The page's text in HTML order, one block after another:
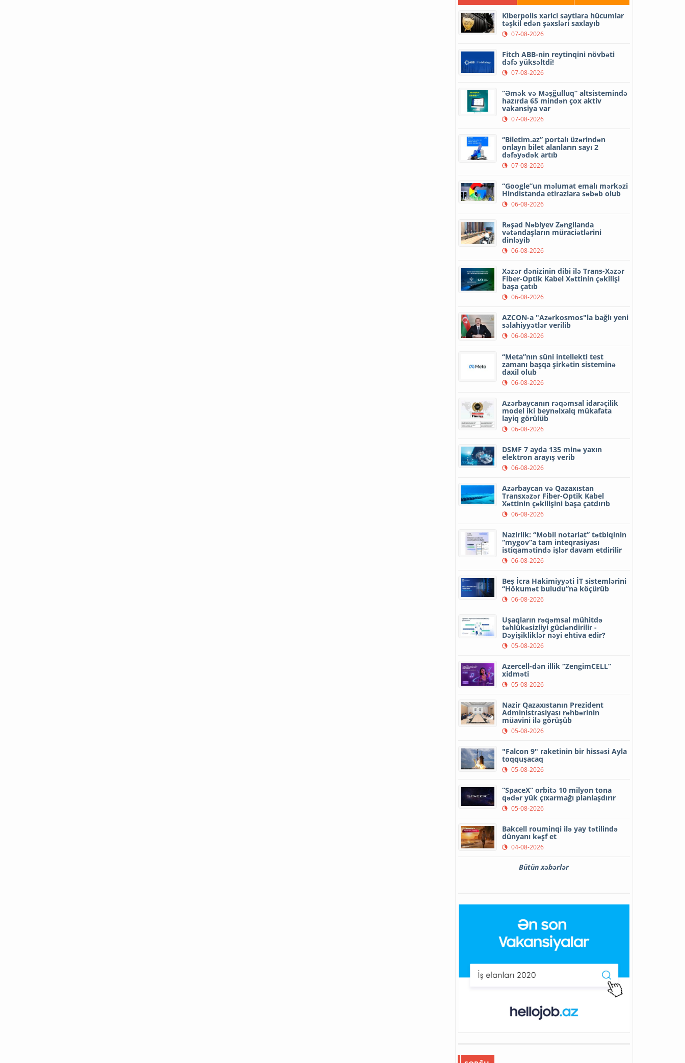
Kiberpolis xarici saytlara hücumlar
təşkil edən şəxsləri saxlayıb
07-08-2026
Fitch ABB-nin reytinqini növbəti
dəfə yüksəltdi!
07-08-2026
“Əmək və Məşğulluq” altsistemində
hazırda 65 mindən çox aktiv
vakansiya var
07-08-2026
“Biletim.az” portalı üzərindən
onlayn bilet alanların sayı 2
dəfəyədək artıb
07-08-2026
“Google”un məlumat emalı mərkəzi
Hindistanda etirazlara səbəb olub
06-08-2026
Rəşad Nəbiyev Zəngilanda
vətəndaşların müraciətlərini
dinləyib
06-08-2026
Xəzər dənizinin dibi ilə Trans-Xəzər
Fiber-Optik Kabel Xəttinin çəkilişi
başa çatıb
06-08-2026
AZCON-a "Azərkosmos"la bağlı yeni
səlahiyyətlər verilib
06-08-2026
“Meta”nın süni intellekti test
zamanı başqa şirkətin sisteminə
daxil olub
06-08-2026
Azərbaycanın rəqəmsal idarəçilik
model iki beynəlxalq mükafata
layiq görülüb
06-08-2026
DSMF 7 ayda 135 minə yaxın
elektron arayış verib
06-08-2026
Azərbaycan və Qazaxıstan
Transxəzər Fiber-Optik Kabel
Xəttinin çəkilişini başa çatdırıb
06-08-2026
Nazirlik: “Mobil notariat” tətbiqinin
“mygov”a tam inteqrasiyası
istiqamətində işlər davam etdirilir
06-08-2026
Beş İcra Hakimiyyəti İT sistemlərini
“Hökumət buludu”na köçürüb
06-08-2026
Uşaqların rəqəmsal mühitdə
təhlükəsizliyi gücləndirilir -
Dəyişikliklər nəyi ehtiva edir?
05-08-2026
Azercell-dən illik “ZengimCELL”
xidməti
05-08-2026
Nazir Qazaxıstanın Prezident
Administrasiyası rəhbərinin
müavini ilə görüşüb
05-08-2026
"Falcon 9" raketinin bir hissəsi Ayla
toqquşacaq
05-08-2026
“SpaceX” orbitə 10 milyon tona
qədər yük çıxarmağı planlaşdırır
05-08-2026
Bakcell rouminqi ilə yay tətilində
dünyanı kəşf et
04-08-2026
Bütün xəbərlər